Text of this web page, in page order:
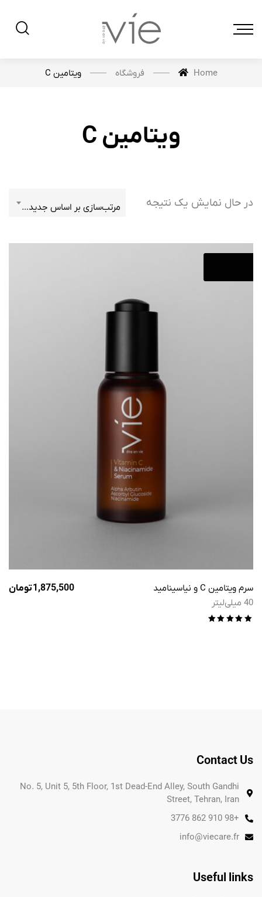
Home فروشگاه ویتامین C
ویتامین C
در حال نمایش یک نتیجه مرتب‌سازی بر اساس جدیدترین
سرم ویتامین C و نیاسینامید 1,875,500تومان
40 میلی‌لیتر
Contact Us
No. 5, Unit 5, 5th Floor, 1st Dead-End Alley, South Gandhi
Street, Tehran, Iran
+98 910 862 3776
info@viecare.fr
Useful links